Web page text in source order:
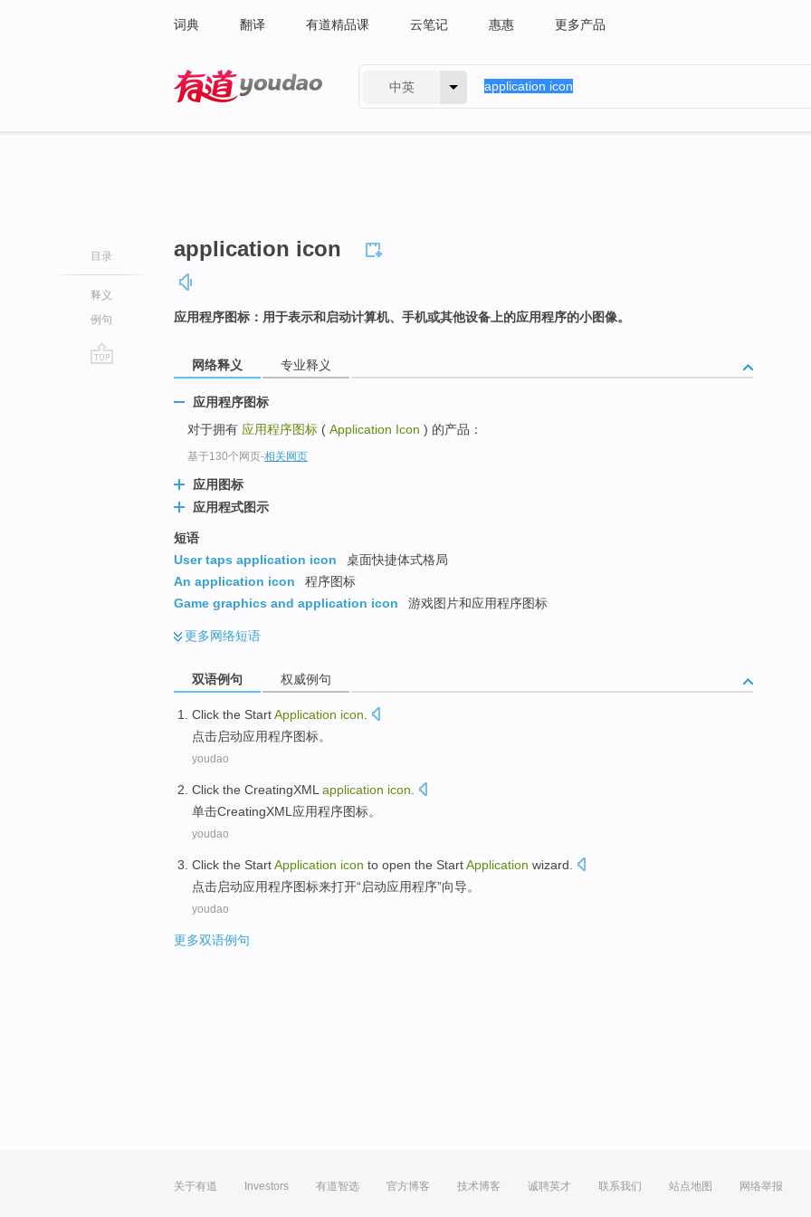
词典 翻译 有道精品课 云笔记 惠惠 更多产品
中英
目录
释义
例句
application icon
应用程序图标：用于表示和启动计算机、手机或其他设备上的应用程序的小图像。
网络释义 专业释义
应用程序图标
对于拥有 应用程序图标 ( Application Icon ) 的产品：
基于130个网页-相关网页
应用图标
应用程式图示
短语
User taps application icon
桌面快捷体式格局
An application icon
程序图标
Game graphics and application icon
游戏图片和应用程序图标
更多网络短语
双语例句 权威例句
Click the StartApplication icon.
点击启动应用程序图标。
youdao
Click the CreatingXML application icon
单击CreatingXML 应用程序图标。
youdao
Click the StartApplication icon to open the StartApplication wizard
点击启动应用程序图标来打开“启动应用程序”向导。
youdao
更多双语例句
关于有道 Investors 有道智选 官方博客 技术博客 诚聘英才 联系我们 站点地图 网络举报